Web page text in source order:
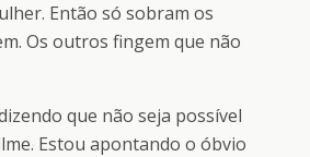
Então só sobram os
Os outros fingem que não
que não seja possível
Estou apontando o óbvio